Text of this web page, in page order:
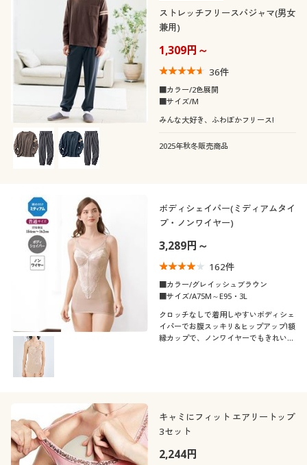
ストレッチフリースパジャマ(男女
兼用)
1,309円～
36件
■カラー/2色展開
■サイズ/M
みんな大好き、ふわぽかフリース!
2025年秋冬販売商品
ボディシェイパー(ミディアムタイ
プ・ノンワイヤー)
3,289円～
162件
■カラー/グレイッシュブラウン
■サイズ/A75M～E95・3L
クロッチなしで着用しやすいボディシェ
イパーでお腹スッキリ&ヒップアップ!額
縁カップで、ノンワイヤーでもきれいな
キャミにフィット エアリートップ
3セット
2,244円